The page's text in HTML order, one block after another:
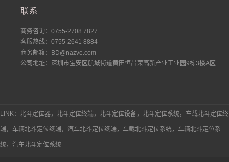
联系
商务咨询：0755-2708 7827
客服热线：0755-2641 8884
商务邮箱：BD@nazve.com
公司地址：深圳市宝安区航城街道黄田恒昌荣高新产业工业园9栋3楼A区
LINK：北斗定位器，北斗定位终端，北斗定位设备，北斗定位系统，车载北斗定位终
端，车辆北斗定位终端，汽车北斗定位终端，车载北斗定位系统，车辆北斗定位系
统，汽车北斗定位系统